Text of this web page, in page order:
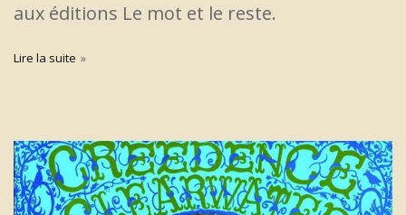
aux éditions Le mot et le reste.
Lire la suite